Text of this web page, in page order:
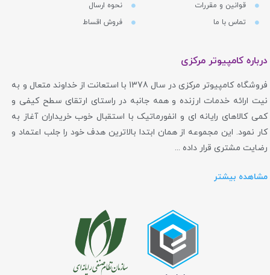
قوانین و مقررات
تماس با ما
نحوه ارسال
فروش اقساط
درباره کامپیوتر مرکزی
فروشگاه کامپیوتر مرکزی در سال 1378 با استعانت از خداوند متعال و به
نیت ارائه خدمات ارزنده و همه جانبه در راستای ارتقای سطح کیفی و
کمی کالاهای رایانه ای و انفورماتیک با استقبال خوب خریداران آغاز به
کار نمود. این مجموعه از همان ابتدا بالاترین هدف خود را جلب اعتماد و
رضایت مشتری قرار داده ...
مشاهده بیشتر